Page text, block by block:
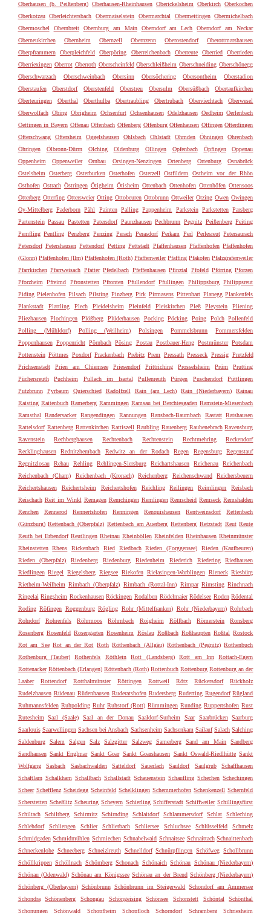
Oberhausen (b. Peißenberg) Oberhausen-Rheinhausen Oberickelsheim Oberkirch Oberkochen
Oberkotzau
Oberleichtersbach Obermaiselstein Obermarchtal Obermeitingen
Obermichelbach
Obermoschel
Obernbreit Obernburg am Main Oberndorf am Lech
Oberndorf am Neckar
Oberneukirchen
Obernheim Obernzell Obernzenn Oberostendorf
Oberottmarshausen
Oberpframmern
Oberpleichfeld Oberpöring Oberreichenbach Oberreute Oberried
Oberrieden
Oberriexingen Oberrot Oberroth Oberscheinfeld Oberschleißheim Oberschneiding Oberschönegg
Oberschwarzach
Oberschweinbach Obersinn Obersöchering Obersontheim
Oberstadion
Oberstaufen
Oberstdorf Oberstenfeld Oberstreu Obersulm Obersüßbach
Obertaufkirchen
Oberteuringen
Oberthal Oberthulba Obertraubling Obertrubach Oberviechtach
Oberwesel
Oberwolfach Obing Obrigheim Ochsenfurt Ochsenhausen Odelzhausen Oedheim Oerlenbach
Oettingen in Bayern Offenau Offenbach Offenberg Offenburg Offenhausen Offingen Ofterdingen
Ofterschwang
Oftersheim Oggelshausen Ohlsbach Ohlstadt Ohmden Öhningen
Ohrenbach
Öhringen
Ölbronn-Dürrn Olching Oldenburg Öllingen Opfenbach Öpfingen
Oppenau
Oppenheim
Oppenweiler Ornbau Orsingen-Nenzingen Ortenberg Ortenburg
Osnabrück
Ostelsheim
Osterberg Osterburken Osterhofen Osterzell Ostfildern
Ostheim vor der Rhön
Osthofen Ostrach Östringen Ötigheim Ötisheim Ottenbach Ottenhofen Ottenhöfen Ottensoos
Otterberg Otterfing Ottersweier Otting Ottobeuren Ottobrunn Ottweiler Otzing Owen Owingen
Oy-Mittelberg Paderborn Pähl Painten Palling Pappenheim Parkstein Parkstetten Parsberg
Partenstein Passau Pastetten Patersdorf Paunzhausen Pechbrunn Pegnitz Peißenberg Peiting
Pemfling Pentling Penzberg Penzing Perach Perasdorf Perkam Perl Perlesreut Petersaurach
Petersdorf Petershausen Pettendorf Petting Pettstadt Pfaffenhausen Pfaffenhofen Pfaffenhofen
(Glonn) Pfaffenhofen (Ilm) Pfaffenhofen (Roth) Pfaffenweiler Pfaffing Pfakofen Pfalzgrafenweiler
Pfarrkirchen Pfarrweisach Pfatter Pfedelbach Pfeffenhausen Pfinztal Pfofeld Pförring Pforzen
Pforzheim
Pfreimd Pfronstetten Pfronten Pfullendorf Pfullingen Philippsburg Philippsreut
Piding Pielenhofen Pilsach Pilsting Pinzberg Pirk Pirmasens Pittenhart Planegg Plankenfels
Plankstadt
Plattling Plech Pleidelsheim Pleinfeld Pleiskirchen Pleß Pleystein
Pliening
Pliezhausen
Plochingen Plößberg Plüderhausen Pocking Pöcking Poing Polch
Pollenfeld
Polling (Mühldorf)
Polling (Weilheim) Polsingen Pommelsbrunn
Pommersfelden
Poppenhausen Poppenricht Pörnbach Pösing Postau Postbauer-Heng Postmünster Potsdam
Pottenstein Pöttmes Poxdorf Prackenbach Prebitz Prem Pressath Presseck Pressig Pretzfeld
Prichsenstadt
Prien am Chiemsee Priesendorf Prittriching Prosselsheim Prüm
Prutting
Püchersreuth
Puchheim Pullach im Isartal Pullenreuth Pürgen Puschendorf
Püttlingen
Putzbrunn
Pyrbaum Quierschied Radolfzell Rain (am Lech) Rain (Niederbayern)
Rainau
Raisting Raitenbuch Ramerberg Rammingen Ramsau bei Berchtesgaden Ramstein-Miesenbach
Ramsthal
Randersacker Rangendingen Rannungen Ransbach-Baumbach Rastatt
Ratshausen
Rattelsdorf Rattenberg Rattenkirchen Rattiszell Raubling Rauenberg Rauhenebrach Ravensburg
Ravenstein
Rechberghausen Rechtenbach Rechtenstein Rechtmehring
Reckendorf
Recklinghausen
Rednitzhembach Redwitz an der Rodach Regen Regensburg
Regenstauf
Regnitzlosau
Rehau Rehling Rehlingen-Siersburg Reichartshausen Reichenau
Reichenbach
Reichenbach (Cham)
Reichenbach (Kronach) Reichenberg Reichenschwand
Reichersbeuern
Reichertshausen
Reichertsheim Reichertshofen Reichling Reilingen Reimlingen
Reisbach
Reischach Reit im Winkl Remagen Remchingen Remlingen Remscheid Remseck Remshalden
Renchen
Rennerod Rennertshofen Renningen Renquishausen Rentweinsdorf
Rettenbach
(Günzburg) Rettenbach (Oberpfalz) Rettenbach am Auerberg Rettenberg Retzstadt Reut Reute
Reuth bei Erbendorf Reutlingen Rheinau Rheinböllen Rheinfelden Rheinhausen Rheinmünster
Rheinstetten
Rhens Rickenbach Ried Riedbach Rieden (Forggensee)
Rieden (Kaufbeuren)
Rieden (Oberpfalz)
Riedenberg Riedenburg Riedenheim Riederich Riedering
Riedhausen
Riedlingen Riegel Riegelsberg Riegsee Riekofen Rielasingen-Worblingen Rieneck Riesbürg
Rietheim-Weilheim Rimbach (Oberpfalz) Rimbach (Rottal-Inn) Rimpar Rimsting Rinchnach
Ringelai Ringsheim Rockenhausen Röckingen Rodalben Rödelmaier Rödelsee Roden Rödental
Roding Röfingen Roggenburg Rögling Rohr (Mittelfranken) Rohr (Niederbayern) Rohrbach
Rohrdorf
Rohrenfels Röhrmoos Röhrnbach Roigheim Röllbach Römerstein
Ronsberg
Rosenberg Rosenfeld Rosengarten Rosenheim Röslau Roßbach Roßhaupten Roßtal Rostock
Rot am See Rot an der Rot Roth Röthenbach (Allgäu) Röthenbach (Pegnitz) Rothenbuch
Rothenburg (Tauber)
Rothenfels Röthlein Rott (Landsberg) Rott am Inn
Rottach-Egern
Rottenacker Röttenbach (Erlangen) Röttenbach (Roth) Rottenbuch Rottenburg Rottenburg an der
Laaber
Rottendorf Rotthalmünster Röttingen Rottweil Rötz Rückersdorf
Rückholz
Rudelzhausen Rüdenau Rüdenhausen Ruderatshofen Rudersberg Ruderting Rugendorf Rügland
Ruhmannsfelden Ruhpolding Ruhr Ruhstorf (Rott) Rümmingen Runding Ruppertshofen Rust
Rutesheim
Saal (Saale) Saal an der Donau Saaldorf-Surheim Saar Saarbrücken
Saarburg
Saarlouis Saarwellingen Sachsen bei Ansbach Sachsenheim Sachsenkam Sailauf Salach Salching
Saldenburg
Salem Salgen Salz Salzgitter Salzweg Samerberg Sand am Main
Sandberg
Sandhausen Sankt Englmar Sankt Goar Sankt Goarshausen Sankt Oswald-Riedlhütte Sankt
Wolfgang
Sasbach Sasbachwalden Satteldorf Sauerlach Sauldorf Saulgrub
Schaffhausen
Schäftlarn Schalkham Schallbach Schallstadt Schauenstein Schaufling Schechen Schechingen
Scheer Schefflenz Scheidegg Scheinfeld Schelklingen Schemmerhofen Schenkenzell Schernfeld
Scherstetten Scheßlitz Scheuring Scheyern Schierling Schifferstadt Schiffweiler Schillingsfürst
Schiltach
Schiltberg Schirmitz Schirnding Schlaitdorf Schlammersdorf Schlat
Schleching
Schlehdorf
Schliengen Schlier Schlierbach Schliersee Schluchsee Schlüsselfeld
Schmelz
Schmidgaden Schmidmühlen Schmiechen Schnabelwaid Schnaitsee Schnaittach Schnaittenbach
Schneckenlohe Schneeberg Schneizlreuth Schnelldorf Schnürpflingen Schöfweg Schollbrunn
Schöllkrippen Schöllnach Schömberg Schonach Schönaich Schönau Schönau (Niederbayern)
Schönau (Odenwald) Schönau am Königssee Schönau an der Brend Schönberg (Niederbayern)
Schönberg (Oberbayern) Schönbrunn Schönbrunn im Steigerwald Schondorf am Ammersee
Schondra
Schönenberg Schongau Schöngeising Schönsee Schonstett Schöntal
Schönthal
Schonungen
Schönwald Schopfheim Schopfloch Schorndorf Schramberg Schriesheim